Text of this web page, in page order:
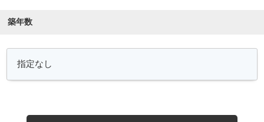
築年数